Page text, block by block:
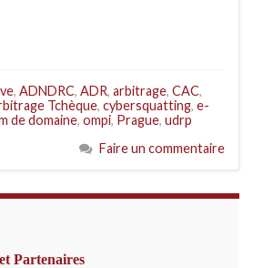
, ADNDRC, ADR, arbitrage, CAC,
Tchèque, cybersquatting, e-
de domaine, ompi, Prague, udrp
Faire un commentaire
Partenaires